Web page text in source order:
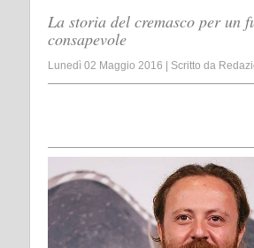
La storia del cremasco per un
consapevole
Lunedì 02 Maggio 2016 Scritto da